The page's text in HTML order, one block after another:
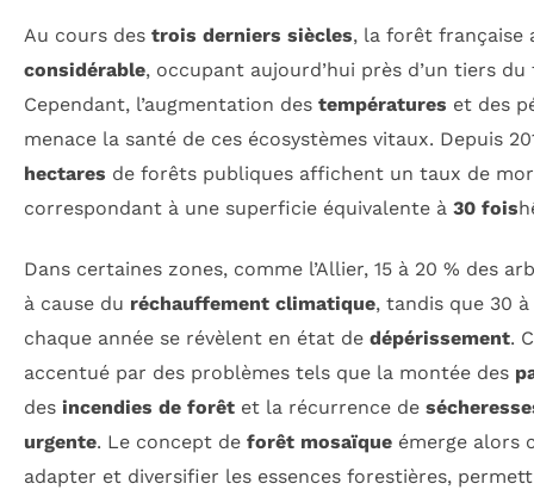
Au cours des trois derniers siècles, la forêt française
considérable, occupant aujourd’hui près d’un tiers
Cependant, l’augmentation des températures et des
menace la santé de ces écosystèmes vitaux. Depuis
hectares de forêts publiques affichent un taux de
correspondant à une superficie équivalente à 30 fois
Dans certaines zones, comme l’Allier, 15 à 20 % des
à cause du réchauffement climatique, tandis que 30
chaque année se révèlent en état de dépérissement.
accentué par des problèmes tels que la montée des
des incendies de forêt et la récurrence de
urgente. Le concept de forêt mosaïque émerge alors
adapter et diversifier les essences forestières,